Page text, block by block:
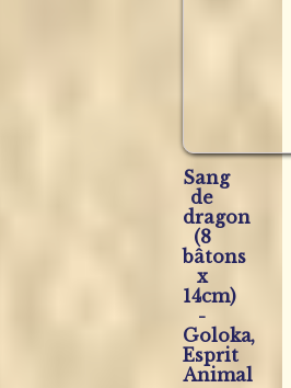
Sang
de
dragon
(8
bâtons
x
14cm)
-
Goloka,
Esprit
Animal